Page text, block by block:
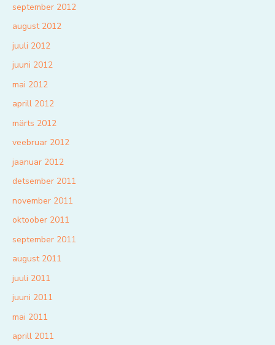
september 2012
august 2012
juuli 2012
juuni 2012
mai 2012
aprill 2012
märts 2012
veebruar 2012
jaanuar 2012
detsember 2011
november 2011
oktoober 2011
september 2011
august 2011
juuli 2011
juuni 2011
mai 2011
aprill 2011